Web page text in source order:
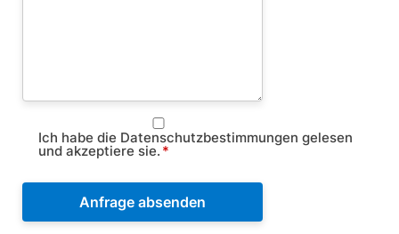
Ich habe die Datenschutzbestimmungen gelesen
und akzeptiere sie. *